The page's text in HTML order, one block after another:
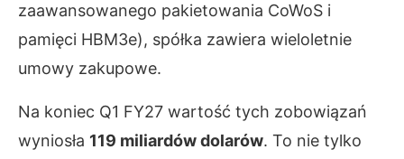
zaawansowanego pakietowania CoWoS i
pamięci HBM3e), spółka zawiera wieloletnie
umowy zakupowe.
Na koniec Q1 FY27 wartość tych zobowiązań
wyniosła 119 miliardów dolarów. To nie tylko